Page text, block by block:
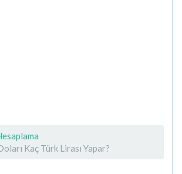
Kaç Türk Lirası Yapar?